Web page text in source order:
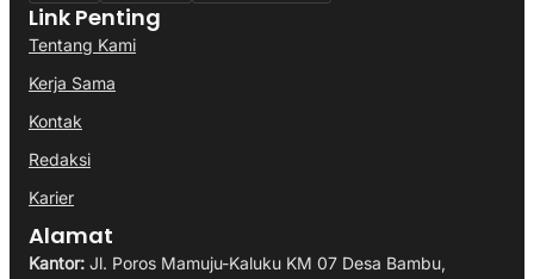
Link Penting
Tentang Kami
Kerja Sama
Kontak
Redaksi
Karier
Alamat
Kantor: Jl. Poros Mamuju-Kaluku KM 07 Desa Bambu,